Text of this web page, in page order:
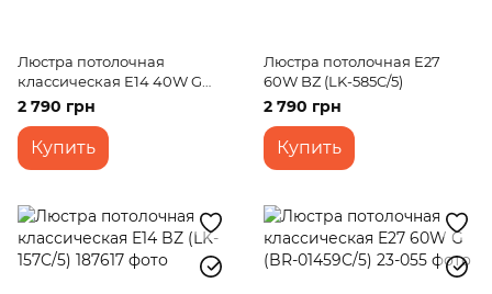
Люстра потолочная
классическая E14 40W G
(LK-341C/5)
2 790 грн
Купить
Люстра потолочная E27
60W BZ (LK-585C/5)
2 790 грн
Купить